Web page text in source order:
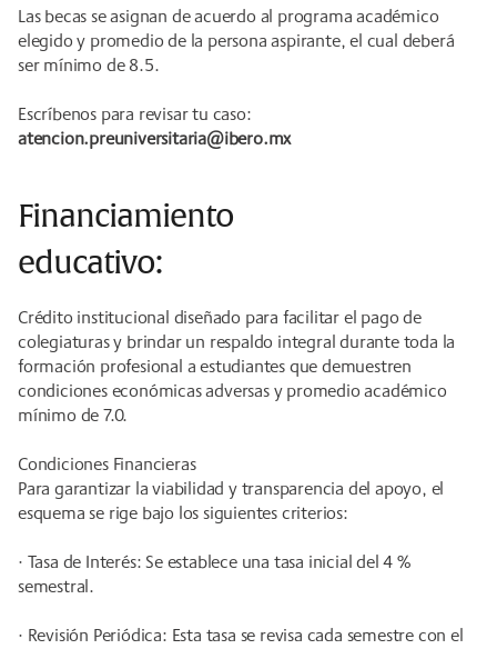
Las becas se asignan de acuerdo al programa académico
elegido y promedio de la persona aspirante, el cual deberá
ser mínimo de 8.5.
Escríbenos para revisar tu caso:
atencion.preuniversitaria@ibero.mx
Financiamiento
educativo:
Crédito institucional diseñado para facilitar el pago de
colegiaturas y brindar un respaldo integral durante toda la
formación profesional a estudiantes que demuestren
condiciones económicas adversas y promedio académico
mínimo de 7.0.
Condiciones Financieras
Para garantizar la viabilidad y transparencia del apoyo, el
esquema se rige bajo los siguientes criterios:
· Tasa de Interés: Se establece una tasa inicial del 4 %
semestral.
· Revisión Periódica: Esta tasa se revisa cada semestre con el